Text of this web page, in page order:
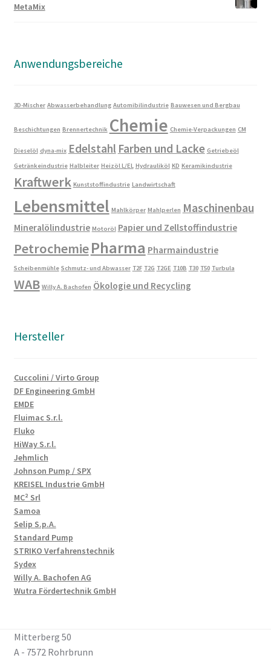
MetaMix
Anwendungsbereiche
3D-Mischer Abwasserbehandlung Automibilindustrie Bauwesen und Bergbau
Beschichtungen Brennertechnik Chemie Chemie-Verpackungen CM
Dieselöl dyna-mix Edelstahl Farben und Lacke Getriebeöl
Getränkeindustrie Halbleiter Heizöl L/EL Hydrauliköl KD Keramikindustrie
Kraftwerk Kunststoffindustrie Landwirtschaft
Lebensmittel Mahlkörper Mahlperlen Maschinenbau
Mineralölindustrie Motoröl Papier und Zellstoffindustrie
PetrochemiePharma Pharmaindustrie
Scheibenmühle Schmutz- und Abwasser T2F T2G T2GE T10B T30 T50 Turbula
WAB Willy A. Bachofen Ökologie und Recycling
Hersteller
Cuccolini / Virto Group
DF Engineering GmbH
EMDE
Fluimac S.r.l.
Fluko
HiWay S.r.l.
Jehmlich
Johnson Pump / SPX
KREISEL Industrie GmbH
MC² Srl
Samoa
Selip S.p.A.
Standard Pump
STRIKO Verfahrenstechnik
Sydex
Willy A. Bachofen AG
Wutra Fördertechnik GmbH
Mitterberg 50
A - 7572 Rohrbrunn